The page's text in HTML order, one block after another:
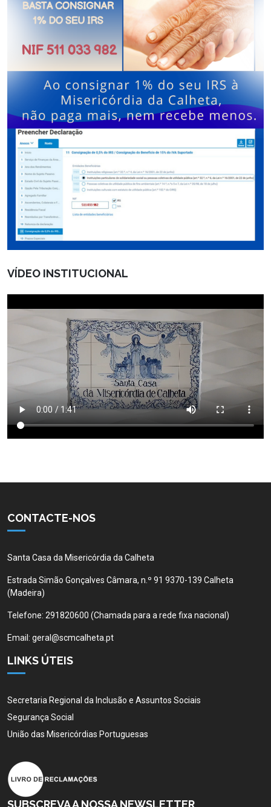
VÍDEO INSTITUCIONAL
CONTACTE-NOS
Santa Casa da Misericórdia da Calheta
Estrada Simão Gonçalves Câmara, n.º 91 9370-139 Calheta
(Madeira)
Telefone: 291820600 (Chamada para a rede fixa nacional)
Email: geral@scmcalheta.pt
LINKS ÚTEIS
Secretaria Regional da Inclusão e Assuntos Sociais
Segurança Social
União das Misericórdias Portuguesas
SUBSCREVA A NOSSA NEWSLETTER